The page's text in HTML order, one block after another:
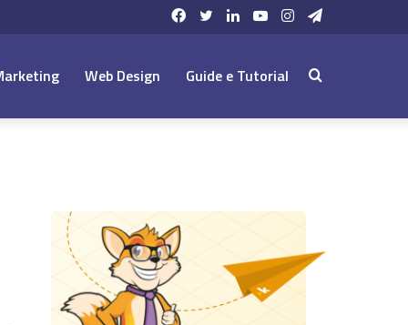
Telegram
Instagram
YouTube
LinkedIn
Twitter
Facebook
Web Design Guide e Tutorial Cerca: